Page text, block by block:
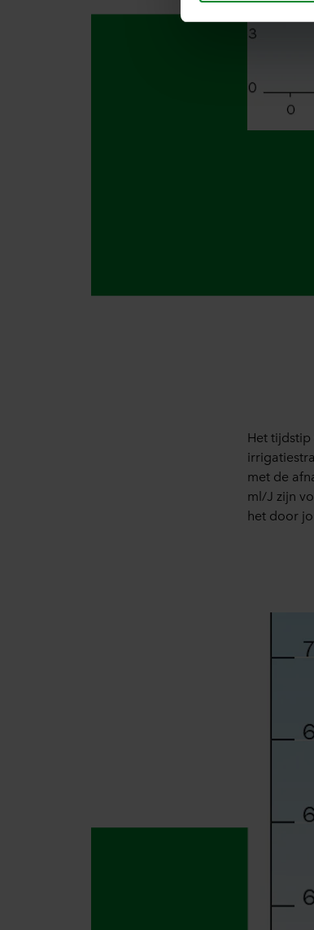
die zij hebben
derde landen,
Hieronder vindt u
cookie plaatst,
opgeslagen.
U kunt uw
Over ons gebruik
Het
met de
ml/J zijn
het door